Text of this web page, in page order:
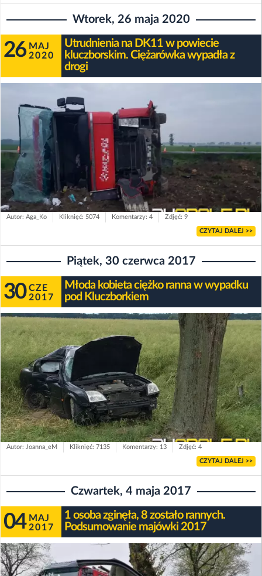
Wtorek, 26 maja 2020
26 MAJ
2020
Utrudnienia na DK11 w powiecie
kluczborskim. Ciężarówka wypadła z
drogi
Autor: Aga_Ko Kliknięć: 5074 Komentarzy: 4 Zdjęć: 9
CZYTAJ DALEJ >>
Piątek, 30 czerwca 2017
30 CZE
2017
Młoda kobieta ciężko ranna w wypadku
pod Kluczborkiem
Autor: Joanna_eM Kliknięć: 7135 Komentarzy: 13 Zdjęć: 4
CZYTAJ DALEJ >>
Czwartek, 4 maja 2017
04 MAJ
2017
1 osoba zginęła, 8 zostało rannych.
Podsumowanie majówki 2017